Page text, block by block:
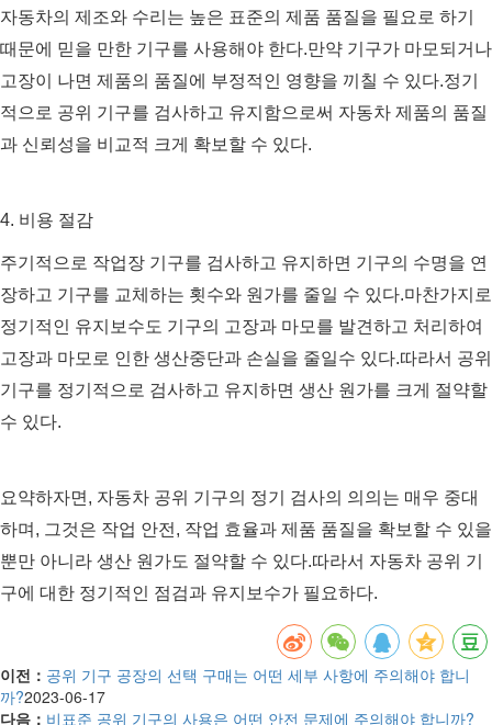
자동차의 제조와 수리는 높은 표준의 제품 품질을 필요로 하기
때문에 믿을 만한 기구를 사용해야 한다.만약 기구가 마모되거나
고장이 나면 제품의 품질에 부정적인 영향을 끼칠 수 있다.정기
적으로 공위 기구를 검사하고 유지함으로써 자동차 제품의 품질
과 신뢰성을 비교적 크게 확보할 수 있다.
4. 비용 절감
주기적으로 작업장 기구를 검사하고 유지하면 기구의 수명을 연
장하고 기구를 교체하는 횟수와 원가를 줄일 수 있다.마찬가지로
정기적인 유지보수도 기구의 고장과 마모를 발견하고 처리하여
고장과 마모로 인한 생산중단과 손실을 줄일수 있다.따라서 공위
기구를 정기적으로 검사하고 유지하면 생산 원가를 크게 절약할
수 있다.
요약하자면, 자동차 공위 기구의 정기 검사의 의의는 매우 중대
하며, 그것은 작업 안전, 작업 효율과 제품 품질을 확보할 수 있을
뿐만 아니라 생산 원가도 절약할 수 있다.따라서 자동차 공위 기
구에 대한 정기적인 점검과 유지보수가 필요하다.
이전： 공위 기구 공장의 선택 구매는 어떤 세부 사항에 주의해야 합니
까?2023-06-17
다음： 비표준 공위 기구의 사용은 어떤 안전 문제에 주의해야 합니까?